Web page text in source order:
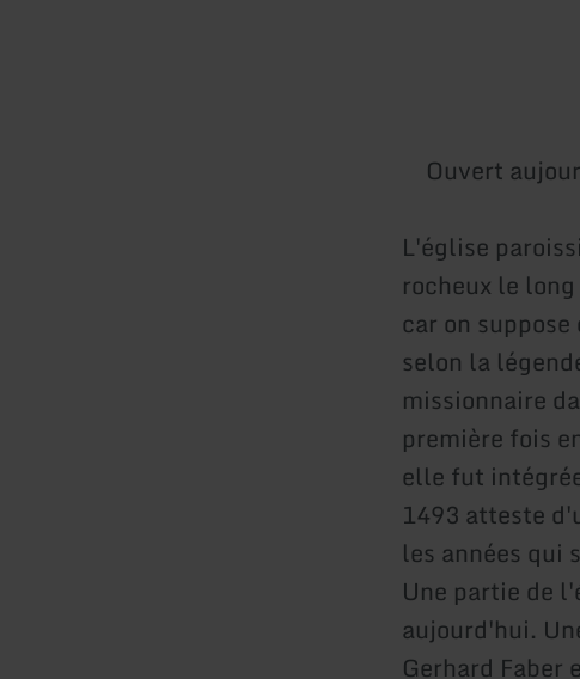
Ouvert
L'église
rocheux le
car on
selon la
missionnaire
première fois
elle fut
1493 atteste
les années qui
Une partie de
aujourd'hui.
Gerhard